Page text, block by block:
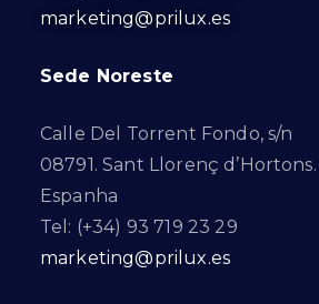
marketing@prilux.es
Sede Noreste
Calle Del Torrent Fondo, s/n
08791. Sant Llorenç
Espanha
Tel: (+34) 93 719 23 29
marketing@prilux.es